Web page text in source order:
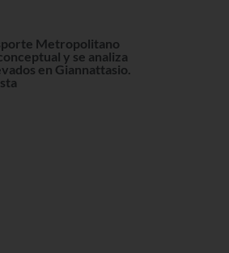
Metropolitano
y se analiza
en Giannattasio.